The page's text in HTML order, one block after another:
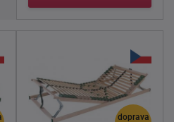
doprava